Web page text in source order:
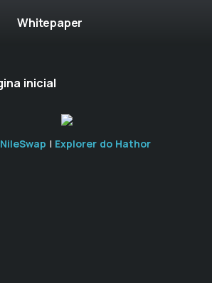
Whitepaper
inicial
| Explorer do Hathor